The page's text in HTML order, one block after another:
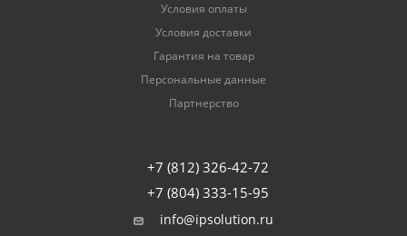
Условия оплаты
Условия доставки
Гарантия на товар
Персональные данные
Партнерство
+7 (812) 326-42-72
+7 (804) 333-15-95
info@ipsolution.ru